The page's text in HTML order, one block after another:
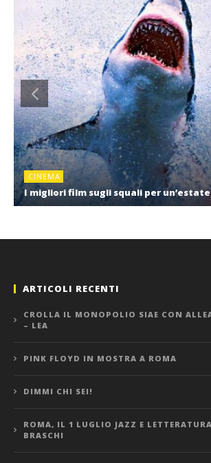
CINEMA
I migliori film sugli squali per
ARTICOLI RECENTI
CROLLA IL MONOPOLIO SIAE CON
– LEA
PINK FLOYD IN MOSTRA A ROMA
DIMMI CHI SEI!
ROMA, IL 1 LUGLIO JAZZ E
BRASCHI